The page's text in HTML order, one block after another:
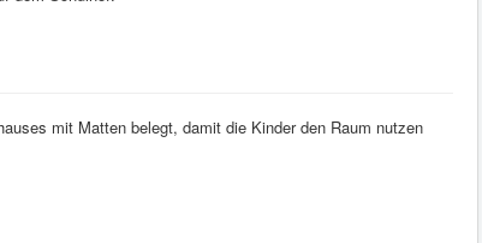
mit Matten belegt, damit die Kinder den Raum nutzen